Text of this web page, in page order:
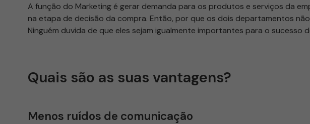
A função do Marketing é gerar demanda para os produtos e serviços da
na etapa de decisão da compra. Então, por que os dois departamentos
Ninguém duvida de que eles sejam igualmente importantes para o sucesso
Quais são as suas vantagens?
Menos ruídos de comunicação